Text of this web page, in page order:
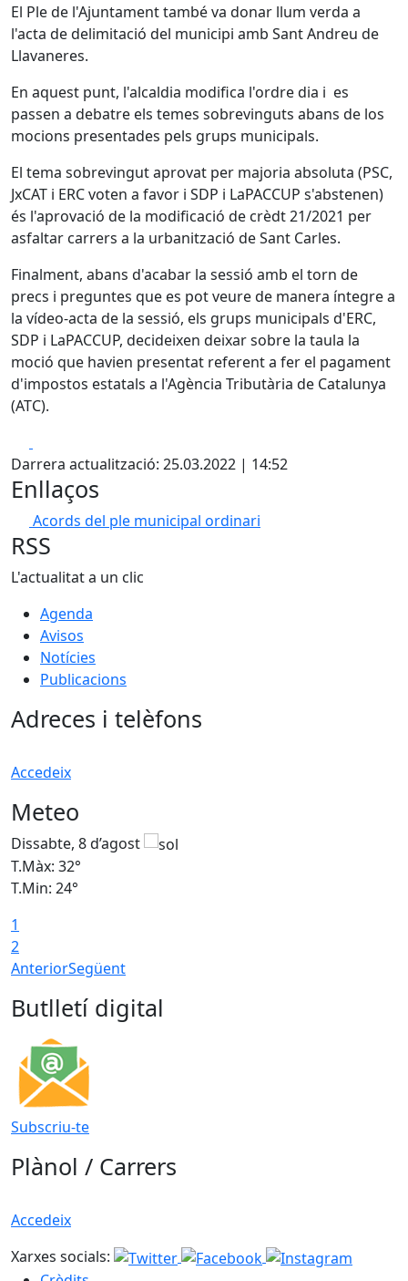
El Ple de l'Ajuntament també va donar llum verda a
l'acta de delimitació del municipi amb Sant Andreu de
Llavaneres.
En aquest punt, l'alcaldia modifica l'ordre dia i es
passen a debatre els temes sobrevinguts abans de los
mocions presentades pels grups municipals.
El tema sobrevingut aprovat per majoria absoluta (PSC,
JxCAT i ERC voten a favor i SDP i LaPACCUP s'abstenen)
és l'aprovació de la modificació de crèdt 21/2021 per
asfaltar carrers a la urbanització de Sant Carles.
Finalment, abans d'acabar la sessió amb el torn de
precs i preguntes que es pot veure de manera íntegre a
la vídeo-acta de la sessió, els grups municipals d'ERC,
SDP i LaPACCUP, decideixen deixar sobre la taula la
moció que havien presentat referent a fer el pagament
d'impostos estatals a l'Agència Tributària de Catalunya
(ATC).
Darrera actualització: 25.03.2022 | 14:52
Enllaços
Acords del ple municipal ordinari
RSS
L'actualitat a un clic
Agenda
Avisos
Notícies
Publicacions
Adreces i telèfons
Accedeix
Meteo
Dissabte, 8 d’agost
T.Màx: 32°
T.Min: 24°
1
2
AnteriorSegüent
Butlletí digital
Subscriu-te
Plànol / Carrers
Accedeix
Xarxes socials: